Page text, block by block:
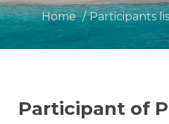
Home Participants
Participant of